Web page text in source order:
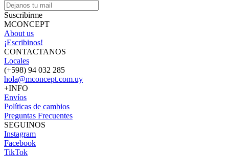
Suscribirme
MCONCEPT
About us
¡Escribinos!
CONTACTANOS
Locales
(+598) 94 032 285
hola@mconcept.com.uy
+INFO
Envíos
Políticas de cambios
Preguntas Frecuentes
SEGUINOS
Instagram
Facebook
TikTok